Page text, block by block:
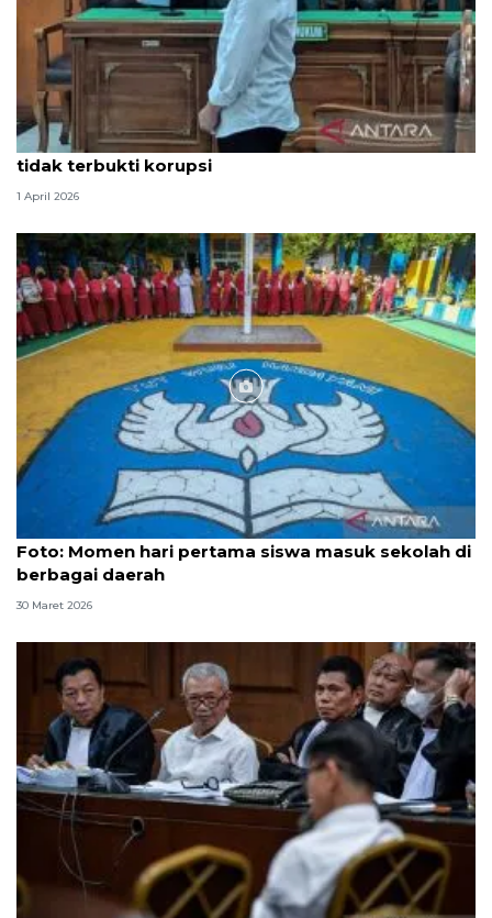
Hakim PN Medan vonis bebas Amsal Sitepu karena
tidak terbukti korupsi
1 April 2026
Foto: Momen hari pertama siswa masuk sekolah di
berbagai daerah
30 Maret 2026